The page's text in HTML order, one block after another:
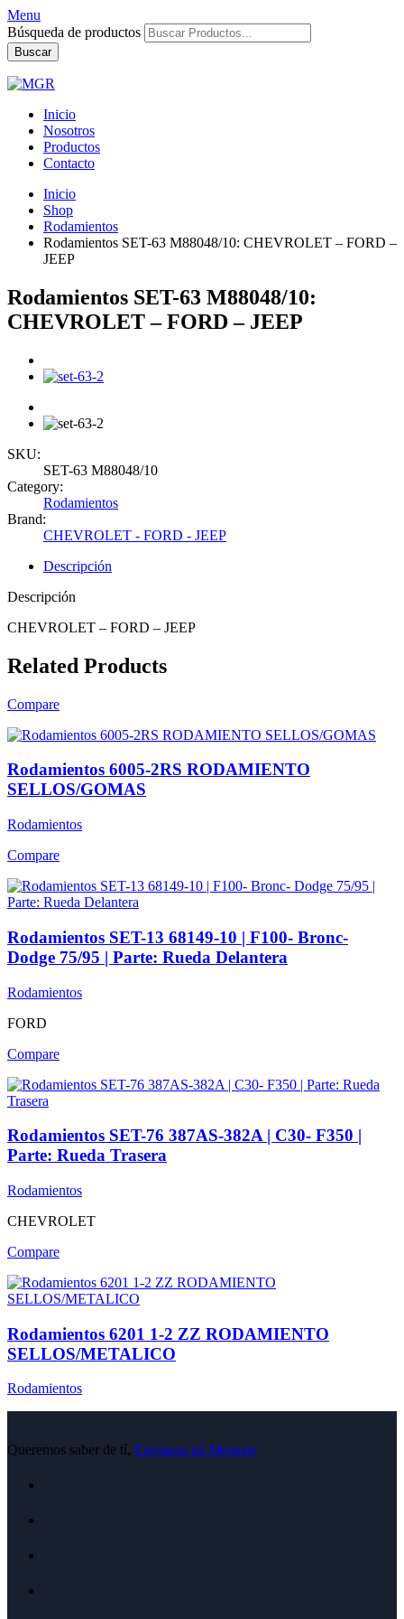
Menu
Búsqueda de productos
Buscar
Inicio
Nosotros
Productos
Contacto
Inicio
Shop
Rodamientos
Rodamientos SET-63 M88048/10: CHEVROLET – FORD –
JEEP
Rodamientos SET-63 M88048/10:
CHEVROLET – FORD – JEEP
SKU:
SET-63 M88048/10
Category:
Rodamientos
Brand:
CHEVROLET - FORD - JEEP
Descripción
Descripción
CHEVROLET – FORD – JEEP
Related Products
Compare
Rodamientos 6005-2RS RODAMIENTO
SELLOS/GOMAS
Rodamientos
Compare
Rodamientos SET-13 68149-10 | F100- Bronc-
Dodge 75/95 | Parte: Rueda Delantera
Rodamientos
FORD
Compare
Rodamientos SET-76 387AS-382A | C30- F350 |
Parte: Rueda Trasera
Rodamientos
CHEVROLET
Compare
Rodamientos 6201 1-2 ZZ RODAMIENTO
SELLOS/METALICO
Rodamientos
Queremos saber de tí, Envíanos un Mensaje